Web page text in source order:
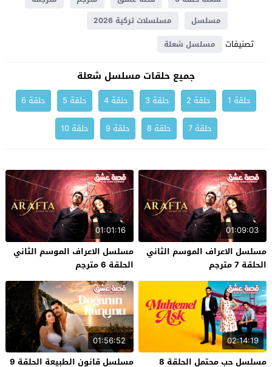
مسلسل
مسلسلات تركية 2026
تصنيفات مسلسل شعلة
جميع حلقات مسلسل شعلة
حلقة 1 حلقة 2 حلقة 3 حلقة 4 حلقة 5
حلقة 6
حلقة 7
حلقة 8 حلقة 9 حلقة 10
01:09:03
مسلسل الاعراف الموسم الثاني
الحلقة 7 مترجم
01:01:16
مسلسل الاعراف الموسم الثاني
الحلقة 6 مترجم
02:14:19
مسلسل حب محتمل الحلقة 8
01:56:52
مسلسل قانون الطبيعة الحلقة 9